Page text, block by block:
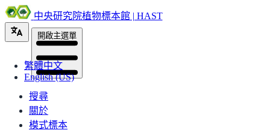
中央研究院植物標本館 | HAST
繁體中文
English (US)
開啟主選單
搜尋
關於
模式標本